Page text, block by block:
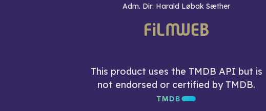
Adm. Dir: Harald Løbak Sæther
This product uses the TMDB API but is
not endorsed or certified by TMDB.